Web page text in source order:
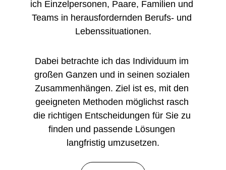
ich Einzelpersonen, Paare, Familien und
Teams in herausfordernden Berufs- und
Lebenssituationen.
Dabei betrachte ich das Individuum im
großen Ganzen und in seinen sozialen
Zusammenhängen. Ziel ist es, mit den
geeigneten Methoden möglichst rasch
die richtigen Entscheidungen für Sie zu
finden und passende Lösungen
langfristig umzusetzen.